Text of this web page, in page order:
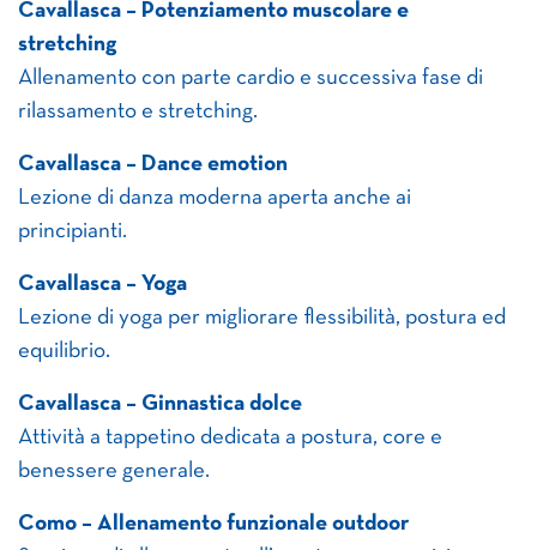
Cavallasca – Potenziamento muscolare e
stretching
Allenamento con parte cardio e successiva fase di
rilassamento e stretching.
Cavallasca – Dance emotion
Lezione di danza moderna aperta anche ai
principianti.
Cavallasca – Yoga
Lezione di yoga per migliorare flessibilità, postura ed
equilibrio.
Cavallasca – Ginnastica dolce
Attività a tappetino dedicata a postura, core e
benessere generale.
Como – Allenamento funzionale outdoor